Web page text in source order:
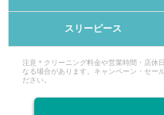
スリーピース
注意＊クリーニング料金や営業時間・店休
なる場合があります。キャンペーン・セー
ださい。